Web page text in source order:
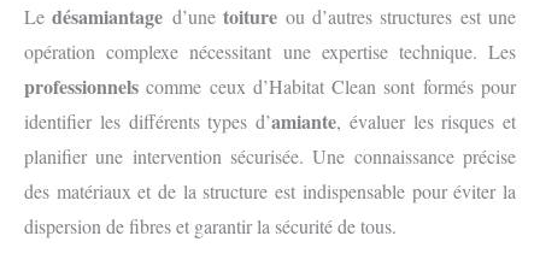
Ledésamiantage d’unetoiture ou d’autres structures est une
opération complexe nécessitant une expertise technique. Les
professionnels comme ceux d’Habitat Clean sont formés pour
identifier les différents types d’amiante, évaluer les risques et
planifier une intervention sécurisée. Une connaissance précise
des matériaux et de la structure est indispensable pour éviter la
dispersion de fibres et garantir la sécurité de tous.